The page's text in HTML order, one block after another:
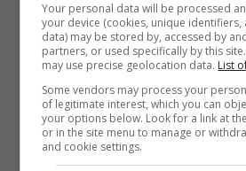
quella di Babbo Natale e
bancarelle che vendono
prodotti tipici.
Ci troviamo in provincia di
Your personal data will be processed
your device (cookies, unique identifiers,
data) may be stored by, accessed by
partners, or used specifically by this
may use precise geolocation data. List
Some vendors may process your
of legitimate interest, which you can
your options below. Look for a link at
or in the site menu to manage or
and cookie settings.